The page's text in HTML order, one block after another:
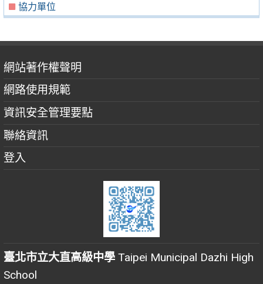
協力單位
網站著作權聲明
網路使用規範
資訊安全管理要點
聯絡資訊
登入
臺北市立大直高級中學 Taipei Municipal Dazhi High
School